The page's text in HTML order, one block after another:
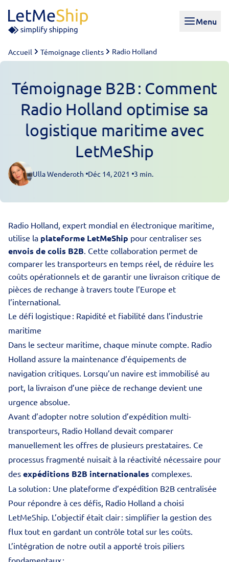
Menu
Accueil Témoignage clients Radio Holland
Témoignage B2B : Comment
Radio Holland optimise sa
logistique maritime avec
LetMeShip
Posted by
Ulla Wenderoth Déc 14, 2021 3 min.
Radio Holland, expert mondial en électronique maritime,
utilise la plateforme LetMeShip pour centraliser ses
envois de colis B2B. Cette collaboration permet de
comparer les transporteurs en temps réel, de réduire les
coûts opérationnels et de garantir une livraison critique de
pièces de rechange à travers toute l’Europe et
l’international.
Le défi logistique : Rapidité et fiabilité dans l’industrie
maritime
Dans le secteur maritime, chaque minute compte. Radio
Holland assure la maintenance d’équipements de
navigation critiques. Lorsqu’un navire est immobilisé au
port, la livraison d’une pièce de rechange devient une
urgence absolue.
Avant d’adopter notre solution d’expédition multi-
transporteurs, Radio Holland devait comparer
manuellement les offres de plusieurs prestataires. Ce
processus fragmenté nuisait à la réactivité nécessaire pour
des expéditions B2B internationales complexes.
La solution : Une plateforme d’expédition B2B centralisée
Pour répondre à ces défis, Radio Holland a choisi
LetMeShip. L’objectif était clair : simplifier la gestion des
flux tout en gardant un contrôle total sur les coûts.
L’intégration de notre outil a apporté trois piliers
fondamentaux :